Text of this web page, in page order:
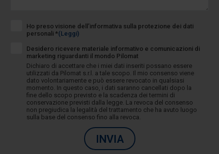
Ho preso visione dell’informativa sulla protezione dei dati
personali *(Leggi)
Desidero ricevere materiale informativo e comunicazioni di
marketing riguardanti il mondo Pilomat
Dichiaro di accettare che i miei dati inseriti possano essere
utilizzati da Pilomat s.r.l. a tale scopo. Il mio consenso viene
dato volontariamente e può essere revocato in qualsiasi
momento. In questo caso, i dati saranno cancellati dopo la
fine dello scopo previsto e la scadenza dei termini di
conservazione previsti dalla legge. La revoca del consenso
non pregiudica la legalità del trattamento che ha avuto luogo
sulla base del consenso fino alla revoca.
INVIA